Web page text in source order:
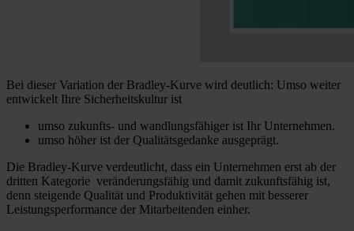
Bei dieser Variation der Bradley-Kurve wird deutlich: Umso weiter
entwickelt Ihre Sicherheitskultur ist
umso zukunfts- und wandlungsfähiger ist Ihr Unternehmen.
umso höher ist der Qualitätsgedanke ausgeprägt.
Die Bradley-Kurve verdeutlicht, dass ein Unternehmen erst ab der
dritten Kategorie veränderungsfähig und damit zukunftsfähig ist,
denn steigende Qualität und Produktivität gehen mit besserer
Leistungsperformance der Mitarbeitenden einher.